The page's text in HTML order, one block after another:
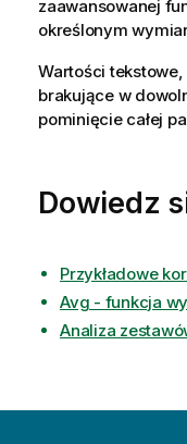
zaawansowanej
określonym
Wartości
brakujące w
pominięcie całej
Dowiedz
Przykładowe
Avg - funkcja
Analiza